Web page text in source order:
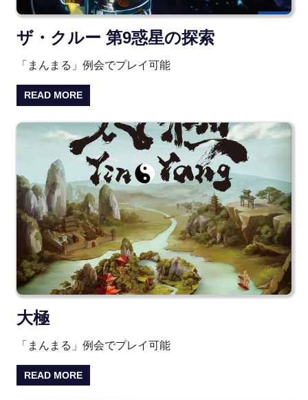
ザ・クルー 第9惑星の探索
「まんまる」例会でプレイ可能
READ MORE
大極
「まんまる」例会でプレイ可能
READ MORE